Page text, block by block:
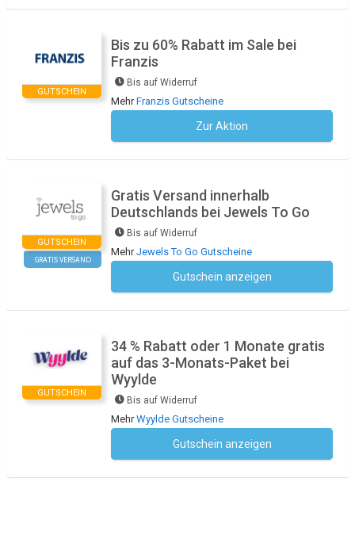
GUTSCHEIN
Bis zu 60% Rabatt im Sale bei
Franzis
Bis auf Widerruf
MehrFranzis Gutscheine
Zur Aktion
GUTSCHEIN
GRATIS VERSAND
Gratis Versand innerhalb
Deutschlands bei Jewels To Go
Bis auf Widerruf
MehrJewels To Go Gutscheine
Gutschein anzeigen
GUTSCHEIN
34 % Rabatt oder 1 Monate gratis
auf das 3-Monats-Paket bei
Wyylde
Bis auf Widerruf
MehrWyylde Gutscheine
Gutschein anzeigen